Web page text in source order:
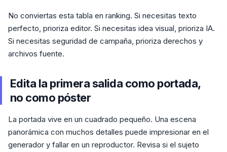
No conviertas esta tabla en ranking. Si necesitas texto
perfecto, prioriza editor. Si necesitas idea visual, prioriza IA.
Si necesitas seguridad de campaña, prioriza derechos y
archivos fuente.
Edita la primera salida como portada,
no como póster
La portada vive en un cuadrado pequeño. Una escena
panorámica con muchos detalles puede impresionar en el
generador y fallar en un reproductor. Revisa si el sujeto